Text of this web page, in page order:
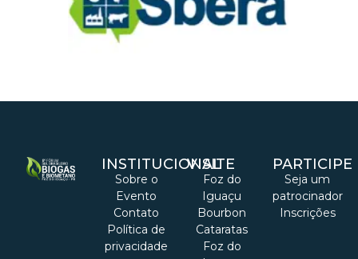
INSTITUCIONAL
Sobre o
Evento
Contato
Política de
privacidade
VISITE
Foz do
Iguaçu
Bourbon
Cataratas
Foz do
PARTICIPE
Seja um
patrocinador
Inscrições